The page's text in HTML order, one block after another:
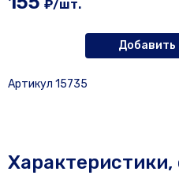
₽/шт.
Добавить
Артикул 15735
Характеристики,